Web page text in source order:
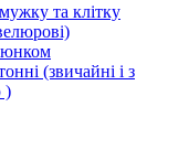
та клітку
(звичайні і з
)